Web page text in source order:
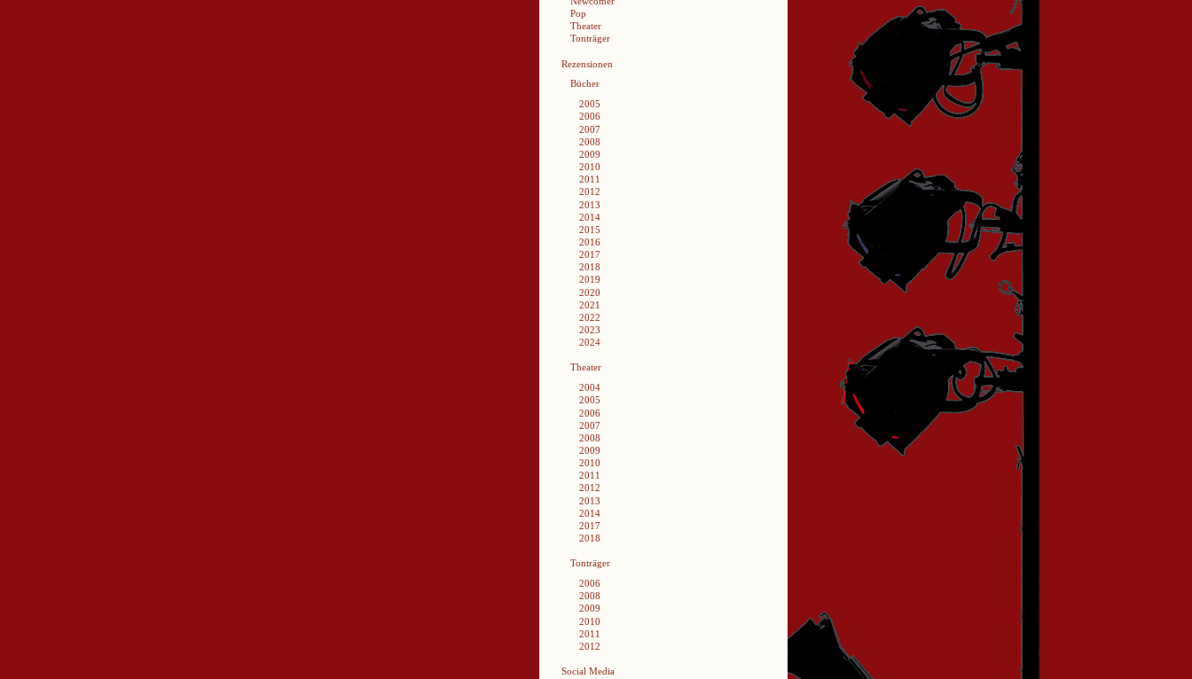
Pop
Theater
Tonträger
Rezensionen
Bücher
2005
2006
2007
2008
2009
2010
2011
2012
2013
2014
2015
2016
2017
2018
2019
2020
2021
2022
2023
2024
Theater
2004
2005
2006
2007
2008
2009
2010
2011
2012
2013
2014
2017
2018
Tonträger
2006
2008
2009
2010
2011
2012
Social Media